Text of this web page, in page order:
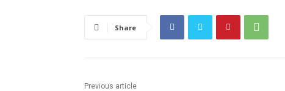
Share
Previous article